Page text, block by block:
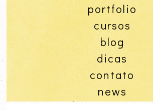
portfolio
cursos
blog
dicas
contato
news